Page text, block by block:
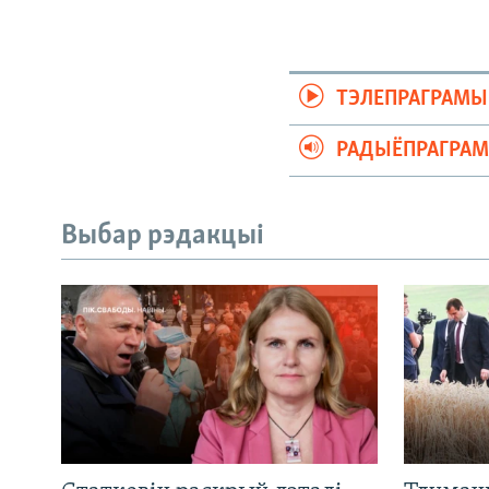
ТЭЛЕПРАГРАМЫ
Выбар рэдакцыі